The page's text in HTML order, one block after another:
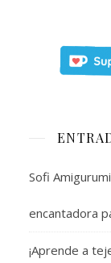
Sofi
encantadora
¡Aprende a